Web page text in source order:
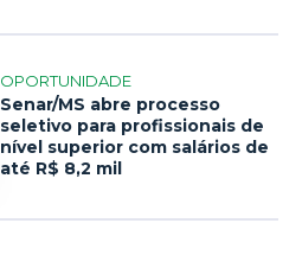
OPORTUNIDADE
Senar/MS abre processo
seletivo para profissionais de
nível superior com salários de
até R$ 8,2 mil